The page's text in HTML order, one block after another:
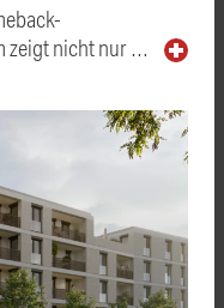
zeigt nicht nur …